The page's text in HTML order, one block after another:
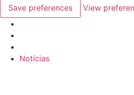
Save preferences View
Notícias